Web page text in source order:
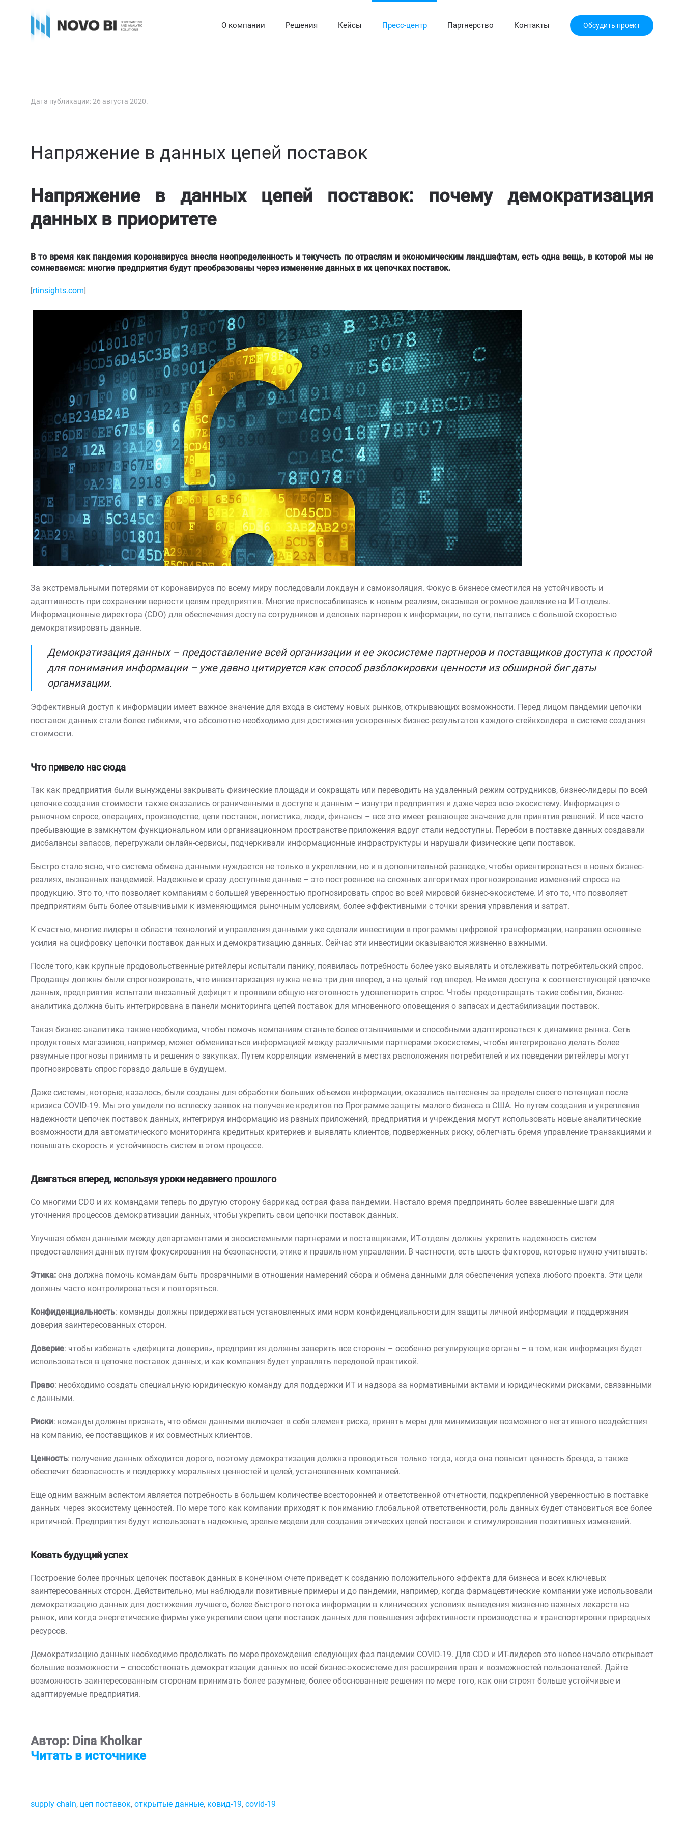
О компании Решения Кейсы Пресс-центр Партнерство Контакты Обсудить проект
Дата публикации:26 августа 2020.
Напряжение в данных цепей поставок
Напряжение в данных цепей поставок: почему демократизация
данных в приоритете
В то время как пандемия коронавируса внесла неопределенность и текучесть по отраслям и экономическим ландшафтам, есть одна вещь, в которой мы не
сомневаемся: многие предприятия будут преобразованы через изменение данных в их цепочках поставок.
[rtinsights.com]
За экстремальными потерями от коронавируса по всему миру последовали локдаун и самоизоляция. Фокус в бизнесе сместился на устойчивость и
адаптивность при сохранении верности целям предприятия. Многие приспосабливаясь к новым реалиям, оказывая огромное давление на ИТ-отделы.
Информационные директора (CDO) для обеспечения доступа сотрудников и деловых партнеров к информации, по сути, пытались с большой скоростью
демократизировать данные.
Демократизация данных – предоставление всей организации и ее экосистеме партнеров и поставщиков доступа к простой
для понимания информации – уже давно цитируется как способ разблокировки ценности из обширной биг даты
организации.
Эффективный доступ к информации имеет важное значение для входа в систему новых рынков, открывающих возможности. Перед лицом пандемии цепочки
поставок данных стали более гибкими, что абсолютно необходимо для достижения ускоренных бизнес-результатов каждого стейкхолдера в системе создания
стоимости.
Что привело нас сюда
Так как предприятия были вынуждены закрывать физические площади и сокращать или переводить на удаленный режим сотрудников, бизнес-лидеры по всей
цепочке создания стоимости также оказались ограниченными в доступе к данным – изнутри предприятия и даже через всю экосистему. Информация о
рыночном спросе, операциях, производстве, цепи поставок, логистика, люди, финансы – все это имеет решающее значение для принятия решений. И все часто
пребывающие в замкнутом функциональном или организационном пространстве приложения вдруг стали недоступны. Перебои в поставке данных создавали
дисбалансы запасов, перегружали онлайн-сервисы, подчеркивали информационные инфраструктуры и нарушали физические цепи поставок.
Быстро стало ясно, что система обмена данными нуждается не только в укреплении, но и в дополнительной разведке, чтобы ориентироваться в новых бизнес-
реалиях, вызванных пандемией. Надежные и сразу доступные данные – это построенное на сложных алгоритмах прогнозирование изменений спроса на
продукцию. Это то, что позволяет компаниям с большей уверенностью прогнозировать спрос во всей мировой бизнес-экосистеме. И это то, что позволяет
предприятиям быть более отзывчивыми к изменяющимся рыночным условиям, более эффективными с точки зрения управления и затрат.
К счастью, многие лидеры в области технологий и управления данными уже сделали инвестиции в программы цифровой трансформации, направив основные
усилия на оцифровку цепочки поставок данных и демократизацию данных. Сейчас эти инвестиции оказываются жизненно важными.
После того, как крупные продовольственные ритейлеры испытали панику, появилась потребность более узко выявлять и отслеживать потребительский спрос.
Продавцы должны были спрогнозировать, что инвентаризация нужна не на три дня вперед, а на целый год вперед. Не имея доступа к соответствующей цепочке
данных, предприятия испытали внезапный дефицит и проявили общую неготовность удовлетворить спрос. Чтобы предотвращать такие события, бизнес-
аналитика должна быть интегрирована в панели мониторинга цепей поставок для мгновенного оповещения о запасах и дестабилизации поставок.
Такая бизнес-аналитика также необходима, чтобы помочь компаниям станьте более отзывчивыми и способными адаптироваться к динамике рынка. Сеть
продуктовых магазинов, например, может обмениваться информацией между различными партнерами экосистемы, чтобы интегрировано делать более
разумные прогнозы принимать и решения о закупках. Путем корреляции изменений в местах расположения потребителей и их поведении ритейлеры могут
прогнозировать спрос гораздо дальше в будущем.
Даже системы, которые, казалось, были созданы для обработки больших объемов информации, оказались вытеснены за пределы своего потенциал после
кризиса COVID-19. Мы это увидели по всплеску заявок на получение кредитов по Программе защиты малого бизнеса в США. Но путем создания и укрепления
надежности цепочек поставок данных, интегрируя информацию из разных приложений, предприятия и учреждения могут использовать новые аналитические
возможности для автоматического мониторинга кредитных критериев и выявлять клиентов, подверженных риску, облегчать бремя управление транзакциями и
повышать скорость и устойчивость систем в этом процессе.
Двигаться вперед, используя уроки недавнего прошлого
Со многими CDO и их командами теперь по другую сторону баррикад острая фаза пандемии. Настало время предпринять более взвешенные шаги для
уточнения процессов демократизации данных, чтобы укрепить свои цепочки поставок данных.
Улучшая обмен данными между департаментами и экосистемными партнерами и поставщиками, ИТ-отделы должны укрепить надежность систем
предоставления данных путем фокусирования на безопасности, этике и правильном управлении. В частности, есть шесть факторов, которые нужно учитывать:
Этика: она должна помочь командам быть прозрачными в отношении намерений сбора и обмена данными для обеспечения успеха любого проекта. Эти цели
должны часто контролироваться и повторяться.
Конфиденциальность: команды должны придерживаться установленных ими норм конфиденциальности для защиты личной информации и поддержания
доверия заинтересованных сторон.
Доверие: чтобы избежать «дефицита доверия», предприятия должны заверить все стороны – особенно регулирующие органы – в том, как информация будет
использоваться в цепочке поставок данных, и как компания будет управлять передовой практикой.
Право: необходимо создать специальную юридическую команду для поддержки ИТ и надзора за нормативными актами и юридическими рисками, связанными
с данными.
Риски: команды должны признать, что обмен данными включает в себя элемент риска, принять меры для минимизации возможного негативного воздействия
на компанию, ее поставщиков и их совместных клиентов.
Ценность: получение данных обходится дорого, поэтому демократизация должна проводиться только тогда, когда она повысит ценность бренда, а также
обеспечит безопасность и поддержку моральных ценностей и целей, установленных компанией.
Еще одним важным аспектом является потребность в большем количестве всесторонней и ответственной отчетности, подкрепленной уверенностью в поставке
данных через экосистему ценностей. По мере того как компании приходят к пониманию глобальной ответственности, роль данных будет становиться все более
критичной. Предприятия будут использовать надежные, зрелые модели для создания этических цепей поставок и стимулирования позитивных изменений.
Ковать будущий успех
Построение более прочных цепочек поставок данных в конечном счете приведет к созданию положительного эффекта для бизнеса и всех ключевых
заинтересованных сторон. Действительно, мы наблюдали позитивные примеры и до пандемии, например, когда фармацевтические компании уже использовали
демократизацию данных для достижения лучшего, более быстрого потока информации в клинических условиях выведения жизненно важных лекарств на
рынок, или когда энергетические фирмы уже укрепили свои цепи поставок данных для повышения эффективности производства и транспортировки природных
ресурсов.
Демократизацию данных необходимо продолжать по мере прохождения следующих фаз пандемии COVID-19. Для CDO и ИТ-лидеров это новое начало открывает
большие возможности – способствовать демократизации данных во всей бизнес-экосистеме для расширения прав и возможностей пользователей. Дайте
возможность заинтересованным сторонам принимать более разумные, более обоснованные решения по мере того, как они строят больше устойчивые и
адаптируемые предприятия.
Автор: Dina Kholkar
Читать в источнике
supply chain, цеп поставок, открытые данные, ковид-19, covid-19